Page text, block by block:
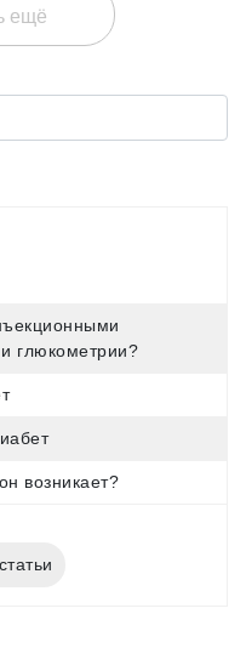
ещё
глюкометрии?
возникает?